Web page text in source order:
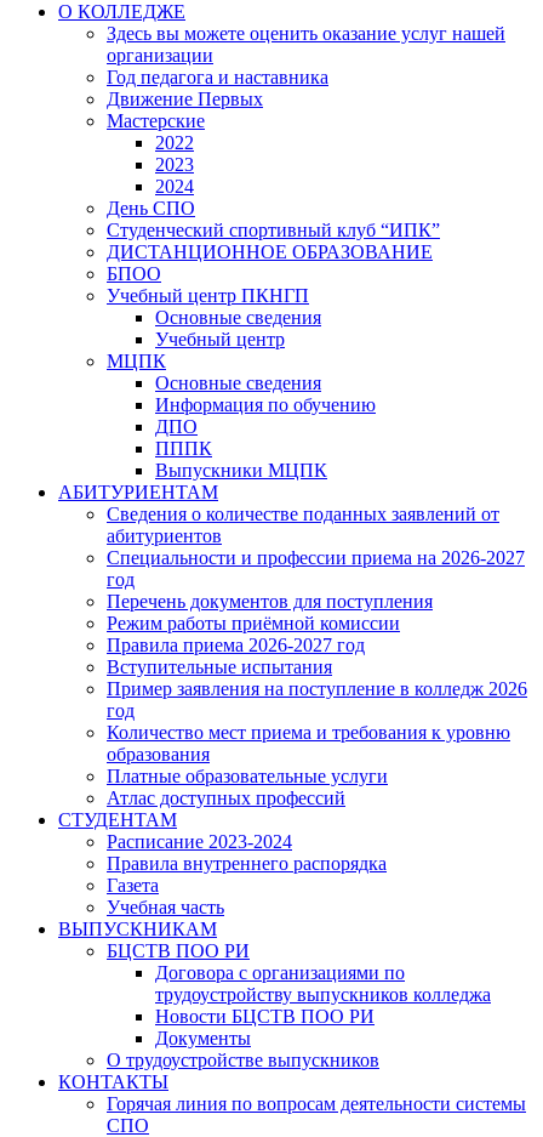
О КОЛЛЕДЖЕ
Здесь вы можете оценить оказание услуг нашей
организации
Год педагога и наставника
Движение Первых
Мастерские
2022
2023
2024
День СПО
Студенческий спортивный клуб “ИПК”
ДИСТАНЦИОННОЕ ОБРАЗОВАНИЕ
БПОО
Учебный центр ПКНГП
Основные сведения
Учебный центр
МЦПК
Основные сведения
Информация по обучению
ДПО
ПППК
Выпускники МЦПК
АБИТУРИЕНТАМ
Сведения о количестве поданных заявлений от
абитуриентов
Специальности и профессии приема на 2026-2027
год
Перечень документов для поступления
Режим работы приёмной комиссии
Правила приема 2026-2027 год
Вступительные испытания
Пример заявления на поступление в колледж 2026
год
Количество мест приема и требования к уровню
образования
Платные образовательные услуги
Атлас доступных профессий
СТУДЕНТАМ
Расписание 2023-2024
Правила внутреннего распорядка
Газета
Учебная часть
ВЫПУСКНИКАМ
БЦСТВ ПОО РИ
Договора с организациями по
трудоустройству выпускников колледжа
Новости БЦСТВ ПОО РИ
Документы
О трудоустройстве выпускников
КОНТАКТЫ
Горячая линия по вопросам деятельности системы
СПО